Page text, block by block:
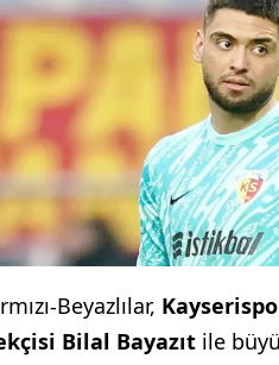
Beyazlılar,
Bilal Bayazıt ile